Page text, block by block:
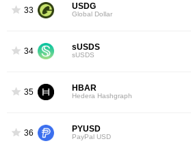
33 USDG
Global Dollar
34 sUSDS
sUSDS
35 HBAR
Hedera Hashgraph
36 PYUSD
PayPal USD